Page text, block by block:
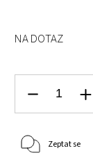
NA DOTAZ
Zeptat se